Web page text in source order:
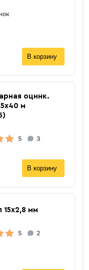
В корзину
оцинк.
м
5 3
В корзину
15х2,8 мм
5 2